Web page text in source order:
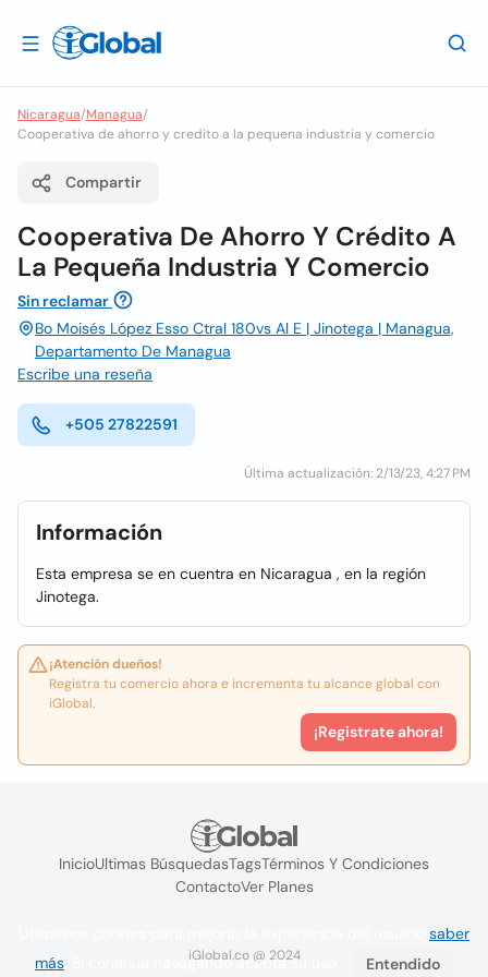
Nicaragua/Managua/
Cooperativa de ahorro y credito a la pequena industria y comercio
Compartir
Cooperativa De Ahorro Y Crédito A
La Pequeña Industria Y Comercio
Sin reclamar
Bo Moisés López Esso Ctral 180vs Al E | Jinotega | Managua,
Departamento De Managua
Escribe una reseña
+505 27822591
Última actualización: 2/13/23, 4:27 PM
Información
Esta empresa se en cuentra en Nicaragua , en la región
Jinotega.
¡Atención dueños!
Registra tu comercio ahora e incrementa tu alcance global con
iGlobal.
¡Registrate ahora!
InicioUltimas BúsquedasTagsTérminos Y Condiciones
ContactoVer Planes
iGlobal.co @ 2024
saber
más . Si continúa navegando acepta su uso. Entendido